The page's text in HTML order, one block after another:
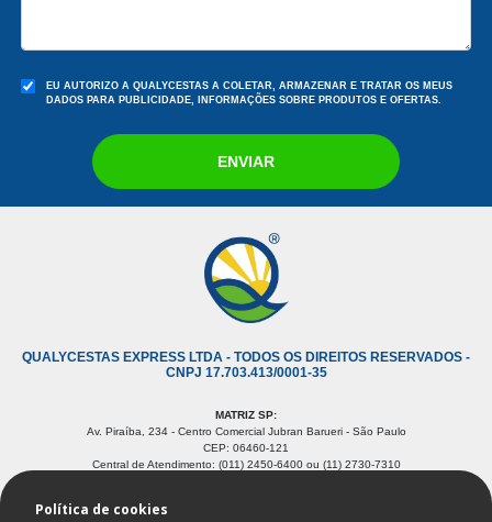
EU AUTORIZO A QUALYCESTAS A COLETAR, ARMAZENAR E TRATAR OS MEUS
DADOS PARA PUBLICIDADE, INFORMAÇÕES SOBRE PRODUTOS E OFERTAS.
ENVIAR
QUALYCESTAS EXPRESS LTDA - TODOS OS DIREITOS RESERVADOS -
CNPJ 17.703.413/0001-35
MATRIZ SP:
Av. Piraíba, 234 - Centro Comercial Jubran Barueri - São Paulo
CEP: 06460-121
Central de Atendimento: (011) 2450-6400 ou (11) 2730-7310
Política de cookies